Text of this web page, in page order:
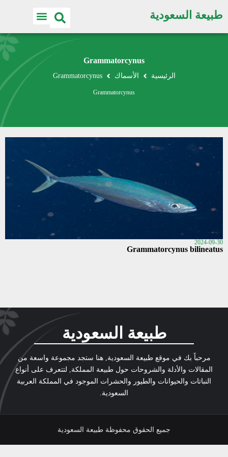
طبيعة السعودية
Grammatorcynus
الرئيسية الأسماك Grammatorcynus
Grammatorcynus
2024-09-30
Grammatorcynus bilineatus
طبيعة السعودية
مرحباً بك في موقع طبيعة السعودية, هنا ستجد مجموعة واسعة من
المقالات والأدلة والشروحات حول طبيعة المملكة, لتتعرف على أنواع
النباتات والحيوانات والطيور والحشرات الموجود في المملكة العربية
السعودية.
جميع الحقوق محفوظة طبيعة السعودية